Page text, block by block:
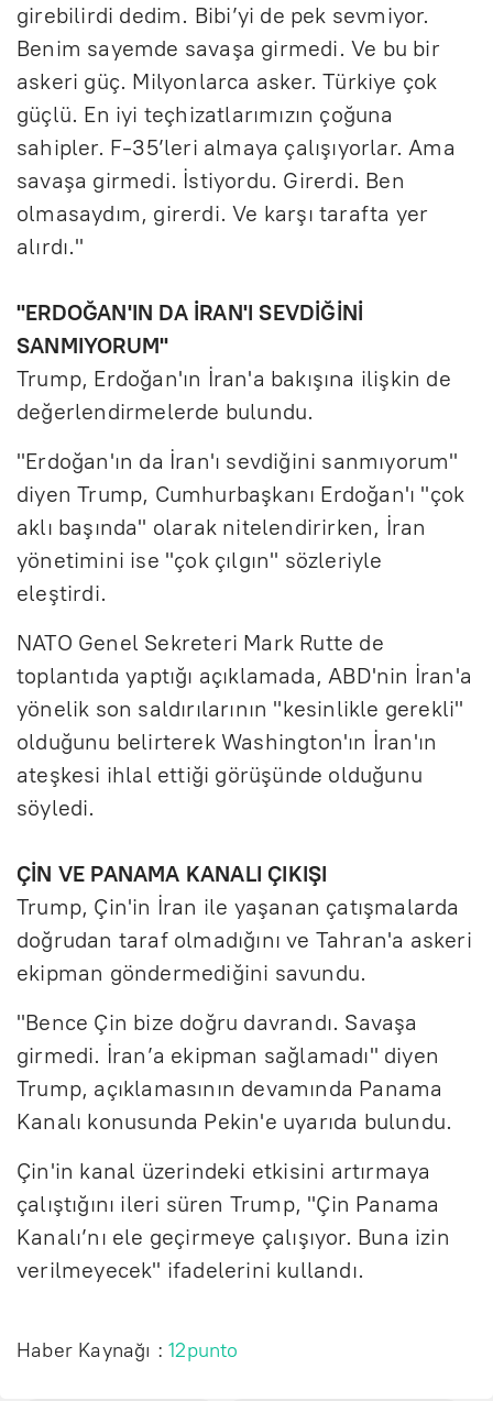
girebilirdi dedim. Bibi’yi de pek sevmiyor.
Benim sayemde savaşa girmedi. Ve bu bir
askeri güç. Milyonlarca asker. Türkiye çok
güçlü. En iyi teçhizatlarımızın çoğuna
sahipler. F-35’leri almaya çalışıyorlar. Ama
savaşa girmedi. İstiyordu. Girerdi. Ben
olmasaydım, girerdi. Ve karşı tarafta yer
alırdı."
"ERDOĞAN'IN DA İRAN'I SEVDİĞİNİ
SANMIYORUM"
Trump, Erdoğan'ın İran'a bakışına ilişkin de
değerlendirmelerde bulundu.
"Erdoğan'ın da İran'ı sevdiğini sanmıyorum"
diyen Trump, Cumhurbaşkanı Erdoğan'ı "çok
aklı başında" olarak nitelendirirken, İran
yönetimini ise "çok çılgın" sözleriyle
eleştirdi.
NATO Genel Sekreteri Mark Rutte de
toplantıda yaptığı açıklamada, ABD'nin İran'a
yönelik son saldırılarının "kesinlikle gerekli"
olduğunu belirterek Washington'ın İran'ın
ateşkesi ihlal ettiği görüşünde olduğunu
söyledi.
ÇİN VE PANAMA KANALI ÇIKIŞI
Trump, Çin'in İran ile yaşanan çatışmalarda
doğrudan taraf olmadığını ve Tahran'a askeri
ekipman göndermediğini savundu.
"Bence Çin bize doğru davrandı. Savaşa
girmedi. İran’a ekipman sağlamadı" diyen
Trump, açıklamasının devamında Panama
Kanalı konusunda Pekin'e uyarıda bulundu.
Çin'in kanal üzerindeki etkisini artırmaya
çalıştığını ileri süren Trump, "Çin Panama
Kanalı’nı ele geçirmeye çalışıyor. Buna izin
verilmeyecek" ifadelerini kullandı.
Haber Kaynağı :12punto